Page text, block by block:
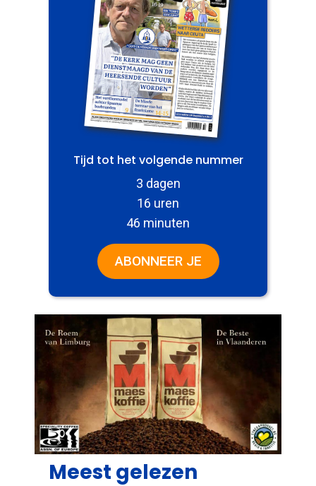
Tijd tot het volgende nummer
3 dagen
16 uren
46 minuten
ABONNEER JE
Meest gelezen